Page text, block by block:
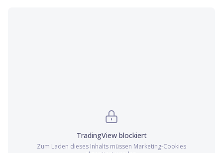
TradingViewblockiert
Zum Laden dieses Inhalts müssen Marketing-Cookies